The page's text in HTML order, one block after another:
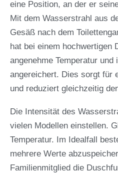
eine Position, an der er
Mit dem Wasserstrahl aus
Gesäß nach dem
hat bei einem hochwertigen
angenehme Temperatur
angereichert. Dies sorgt für
und reduziert gleichzeitig
Die Intensität des
vielen Modellen einstellen.
Temperatur. Im Idealfall
mehrere Werte
Familienmitglied die